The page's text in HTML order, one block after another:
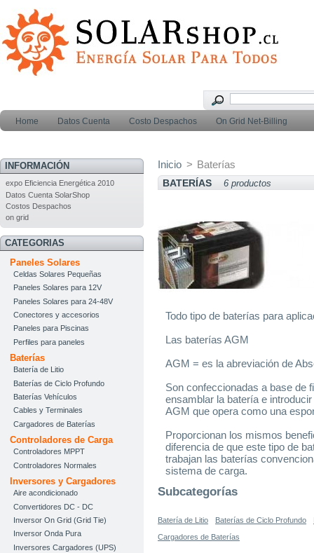
Home Datos Cuenta Costo Despachos On Grid Net-Billing
INFORMACIÓN
expo Eficiencia Energética 2010
Datos Cuenta SolarShop
Costos Despachos
on grid
CATEGORIAS
Paneles Solares
Celdas Solares Pequeñas
Paneles Solares para 12V
Paneles Solares para 24-48V
Conectores y accesorios
Paneles para Piscinas
Perfiles para paneles
Baterías
Batería de Litio
Baterías de Ciclo Profundo
Baterías Vehículos
Cables y Terminales
Cargadores de Baterías
Controladores de Carga
Controladores MPPT
Controladores Normales
Inversores y Cargadores
Aire acondicionado
Convertidores DC - DC
Inversor On Grid (Grid Tie)
Inversor Onda Pura
Inversores Cargadores (UPS)
Inicio > Baterías
BATERÍAS 6 productos
Todo tipo de baterías para
Las baterías AGM
AGM = es la abreviación de
Son confeccionadas a base de
ensamblar la batería e
AGM que opera como una
Proporcionan los mismos
diferencia de que este tipo de
trabajan las baterías
sistema de carga.
Subcategorías
Batería de Litio Baterías de Ciclo Profundo
Cargadores de Baterías